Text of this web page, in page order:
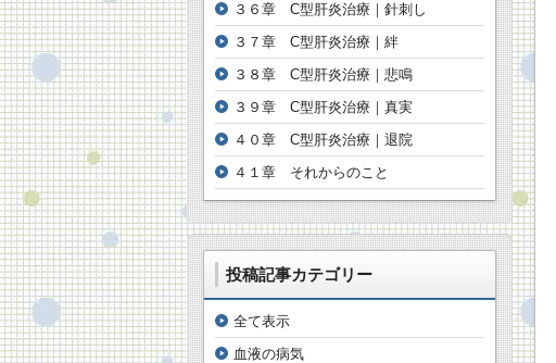
３６章 C型肝炎治療｜針刺し
３７章 C型肝炎治療｜絆
３８章 C型肝炎治療｜悲鳴
３９章 C型肝炎治療｜真実
４０章 C型肝炎治療｜退院
４１章 それからのこと
投稿記事カテゴリー
全て表示
血液の病気